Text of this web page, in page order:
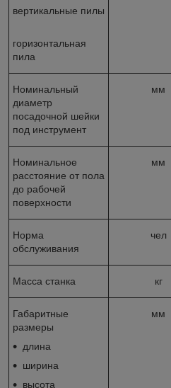
вертикальные пилы
горизонтальная
пила
Номинальный
диаметр
посадочной шейки
под инструмент
мм
Номинальное
расстояние от пола
до рабочей
поверхности
мм
Норма
обслуживания
чел
Масса станка кг
Габаритные
размеры
длина
ширина
высота
мм